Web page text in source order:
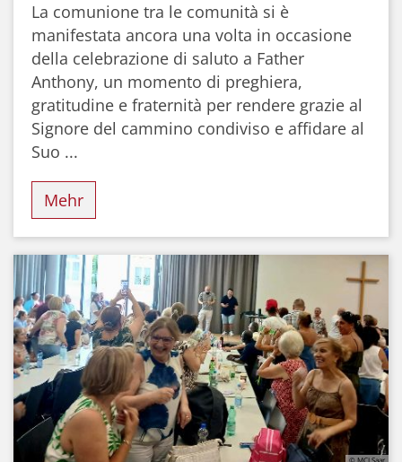
La comunione tra le comunità si è
manifestata ancora una volta in occasione
della celebrazione di saluto a Father
Anthony, un momento di preghiera,
gratitudine e fraternità per rendere grazie al
Signore del cammino condiviso e affidare al
Suo ...
Mehr
© MCI Saar